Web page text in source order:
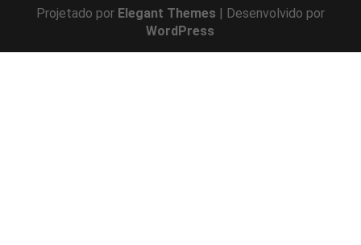
Projetado por Elegant Themes | Desenvolvido por
WordPress